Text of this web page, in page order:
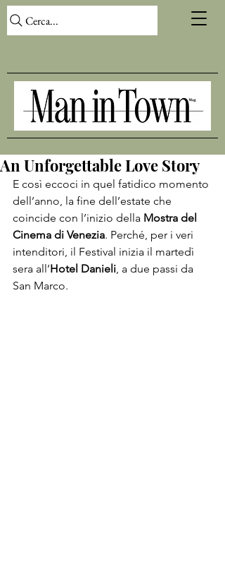
Cerca...
An Unforgettable Love Story
E così eccoci in quel fatidico momento
dell’anno, la fine dell’estate che
coincide con l’inizio della Mostra del
Cinema di Venezia. Perché, per i veri
intenditori, il Festival inizia il martedì
sera all’Hotel Danieli, a due passi da
San Marco.